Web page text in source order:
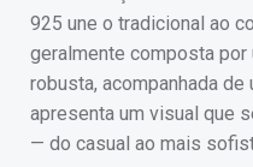
925 une o tradicional ao
geralmente composta por
robusta, acompanhada de
apresenta um visual que
— do casual ao mais